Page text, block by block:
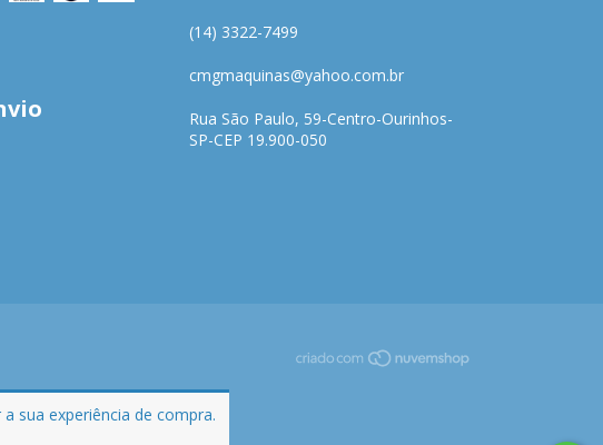
a sua experiência de compra.
(14) 3322-7499
cmgmaquinas@yahoo.com.br
Rua São Paulo, 59-Centro-Ourinhos-
SP-CEP 19.900-050